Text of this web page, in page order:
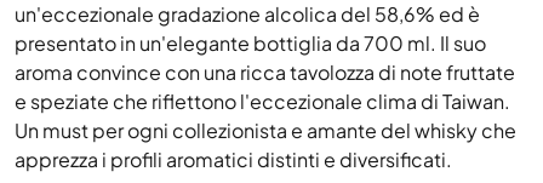
un'eccezionale gradazione alcolica del 58,6% ed è
presentato in un'elegante bottiglia da 700 ml. Il suo
aroma convince con una ricca tavolozza di note fruttate
e speziate che riflettono l'eccezionale clima di Taiwan.
Un must per ogni collezionista e amante del whisky che
apprezza i profili aromatici distinti e diversificati.